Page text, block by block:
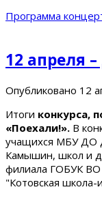
Программа
12 апреля
Опубликовано 12
Итоги конкурса,
«Поехали!». В
учащихся МБУ ДО
Камышин, школ и
филиала ГОБУК
"Котовская школа-